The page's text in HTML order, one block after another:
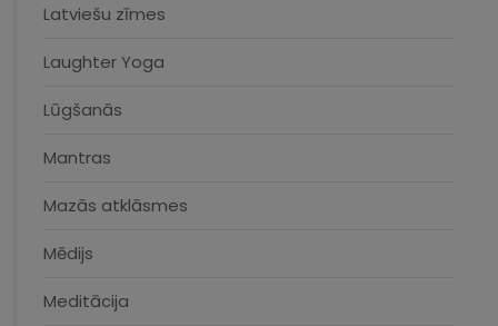
Latviešu zīmes
Laughter Yoga
Lūgšanās
Mantras
Mazās atklāsmes
Mēdijs
Meditācija